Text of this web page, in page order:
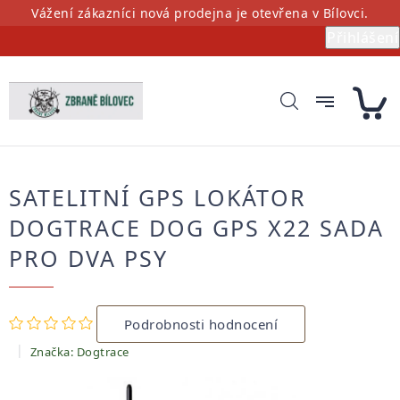
PřejítVážení zákazníci nová prodejna je otevřena v Bílovci.
SATELITNÍ GPS LOKÁTOR
DOGTRACE DOG GPS X22 SADA
PRO DVA PSY
Průměrné
hodnocení
produktu
je
Podrobnosti hodnocení
Značka: Dogtrace